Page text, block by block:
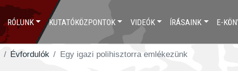
RÓLUNK KUTATÓKÖZPONTOK VIDEÓK ÍRÁSAINK E-
Évfordulók Egy igazi polihisztorra emlékezünk